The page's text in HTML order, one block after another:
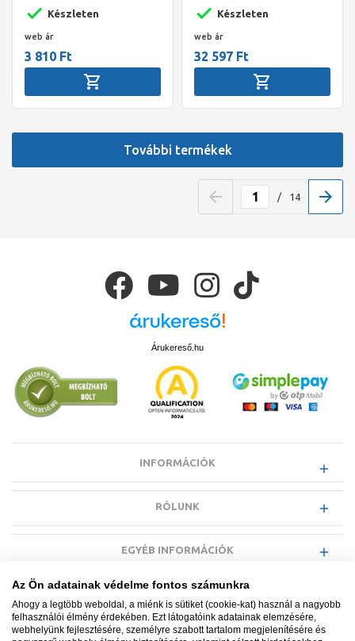
Készleten
web ár
3 810 Ft
Készleten
web ár
32 597 Ft
További termékek
/ 14
Árukereső.hu
INFORMÁCIÓK
RÓLUNK
EGYÉB INFORMÁCIÓK
Az Ön adatainak védelme fontos számunkra
Ahogy a legtöbb weboldal, a miénk is sütiket (cookie-kat) használ a nagyobb
felhasználói élmény érdekében. Ezt látogatóink adatainak elemzésére,
webhelyünk fejlesztésére, személyre szabott tartalom megjelenítésére és